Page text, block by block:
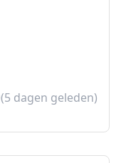
(5 dagen geleden)